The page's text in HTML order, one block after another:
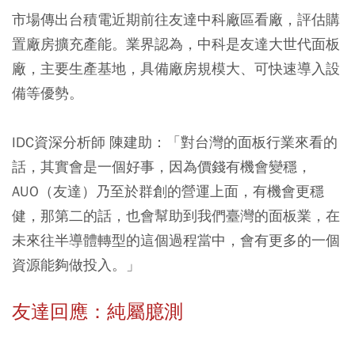
市場傳出台積電近期前往友達中科廠區看廠，評估購
置廠房擴充產能。業界認為，中科是友達大世代面板
廠，主要生產基地，具備廠房規模大、可快速導入設
備等優勢。
IDC資深分析師 陳建助：「對台灣的面板行業來看的
話，其實會是一個好事，因為價錢有機會變穩，
AUO（友達）乃至於群創的營運上面，有機會更穩
健，那第二的話，也會幫助到我們臺灣的面板業，在
未來往半導體轉型的這個過程當中，會有更多的一個
資源能夠做投入。」
友達回應：純屬臆測